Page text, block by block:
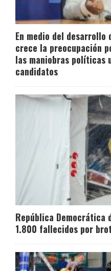
En medio del
crece la preocupación
las maniobras políticas
candidatos
República Democrática
1.800 fallecidos por